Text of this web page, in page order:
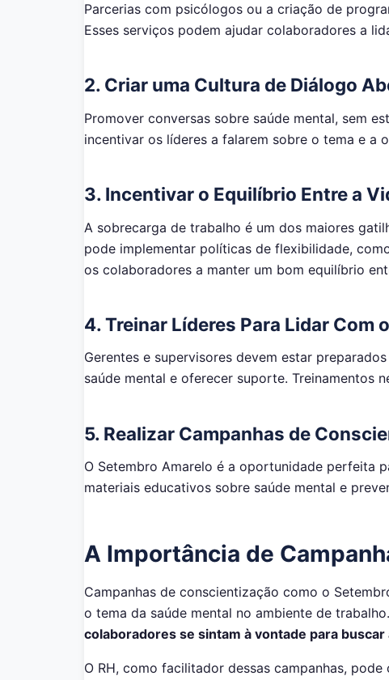
Parcerias com psicólogos ou a criação de
Esses serviços podem ajudar colaboradores a
2. Criar uma Cultura de Diálogo
Promover conversas sobre saúde mental, sem
incentivar os líderes a falarem sobre o tema e a
3. Incentivar o Equilíbrio Entre a
A sobrecarga de trabalho é um dos maiores
pode implementar políticas de flexibilidade,
os colaboradores a manter um bom equilíbrio
4.Treinar Líderes Para Lidar Com
Gerentes e supervisores devem estar
saúde mental e oferecer suporte. Treinamentos
5. Realizar Campanhas de
O Setembro Amarelo é a oportunidade perfeita
materiais educativos sobre saúde mental e
A Importância de
Campanhas de conscientização como o
o tema da saúde mental no ambiente de trabalho.
colaboradores se sintam à vontade para
O RH, como facilitador dessas campanhas,